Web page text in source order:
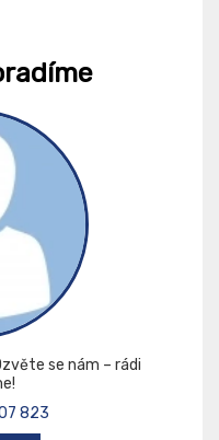
se nám – rádi
823